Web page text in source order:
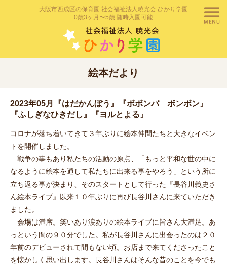
大阪市西成区の保育園 社会福祉法人暁光会 ひかり学園
0歳3ヶ月〜5歳 随時入園可能
絵本だより
2023年05月『はだかんぼう』『ボボンバ ボンボン』
『ふしぎなひきだし』『ヨルとよる』
コロナが落ち着いてきて３年ぶりに絵本仲間たちと大きなイベン
トを開催しました。
戦争の事もあり私たちの活動の原点、「もっと平和な世の中に
なるように絵本を通して私たちに出来る事をやろう」という所に
立ち返る事が決まり、そのスタートとして行った『長谷川義史さ
ん絵本ライブ』以来１０年ぶりに再び長谷川さんに来ていただき
ました。
会場は満席。笑いあり涙ありの絵本ライブに皆さん大満足。あ
っという間の９０分でした。私が長谷川さんに出会ったのは２０
年前のデビューされて間もない頃。お店まで来てくださったこと
を懐かしく思い出します。長谷川さんはそんな昔のことを今でも